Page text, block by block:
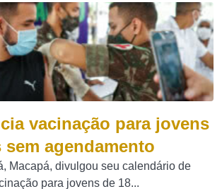
vacinação para jovens
sem agendamento
Macapá, divulgou seu calendário de
para jovens de 18...